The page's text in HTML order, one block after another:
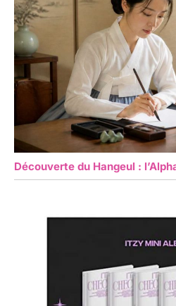
Découverte du Hangeul :